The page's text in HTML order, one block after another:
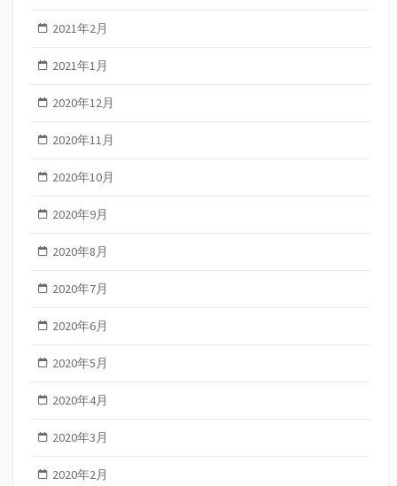
2021年2月
2021年1月
2020年12月
2020年11月
2020年10月
2020年9月
2020年8月
2020年7月
2020年6月
2020年5月
2020年4月
2020年3月
2020年2月